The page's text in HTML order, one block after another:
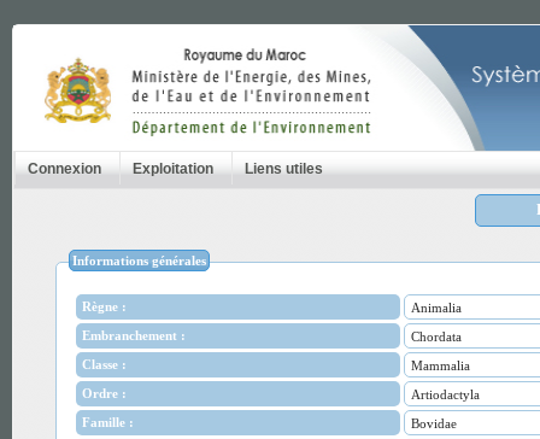
Connexion Exploitation Liens utiles
Informations générales
Règne :
Animalia
Embranchement :
Chordata
Classe :
Mammalia
Ordre :
Artiodactyla
Famille :
Bovidae